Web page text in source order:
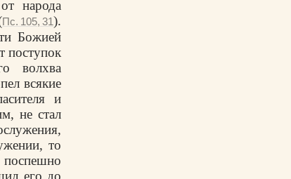
народа
Пс. 105, 31).
Божией
поступок
волхва
всякие
и
не стал
то
его до